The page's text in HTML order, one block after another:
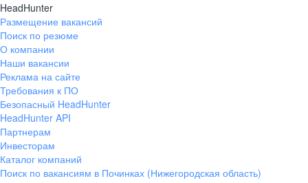
HeadHunter
Размещение вакансий
Поиск по резюме
О компании
Наши вакансии
Реклама на сайте
Требования к ПО
Безопасный HeadHunter
HeadHunter API
Партнерам
Инвесторам
Каталог компаний
Поиск по вакансиям в Починках (Нижегородская область)